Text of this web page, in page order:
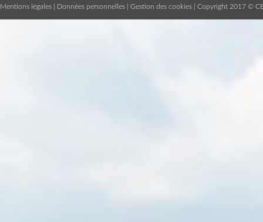
Mentions légales Données personnelles Gestion des cookies | Copyright 2017 ©